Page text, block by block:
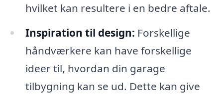
hvilket kan resultere i en bedre aftale.
Inspiration til design: Forskellige
håndværkere kan have forskellige
ideer til, hvordan din garage
tilbygning kan se ud. Dette kan give